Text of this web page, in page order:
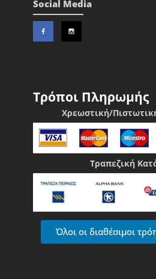
Social Media
Τρόποι Πληρωμής
Χρεωστική/
Τραπεζική
Όλοι οι διαθέσιμοι